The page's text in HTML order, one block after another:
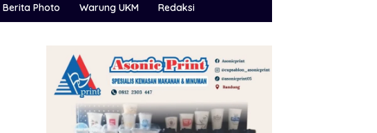
Berita Photo Warung UKM Redaksi